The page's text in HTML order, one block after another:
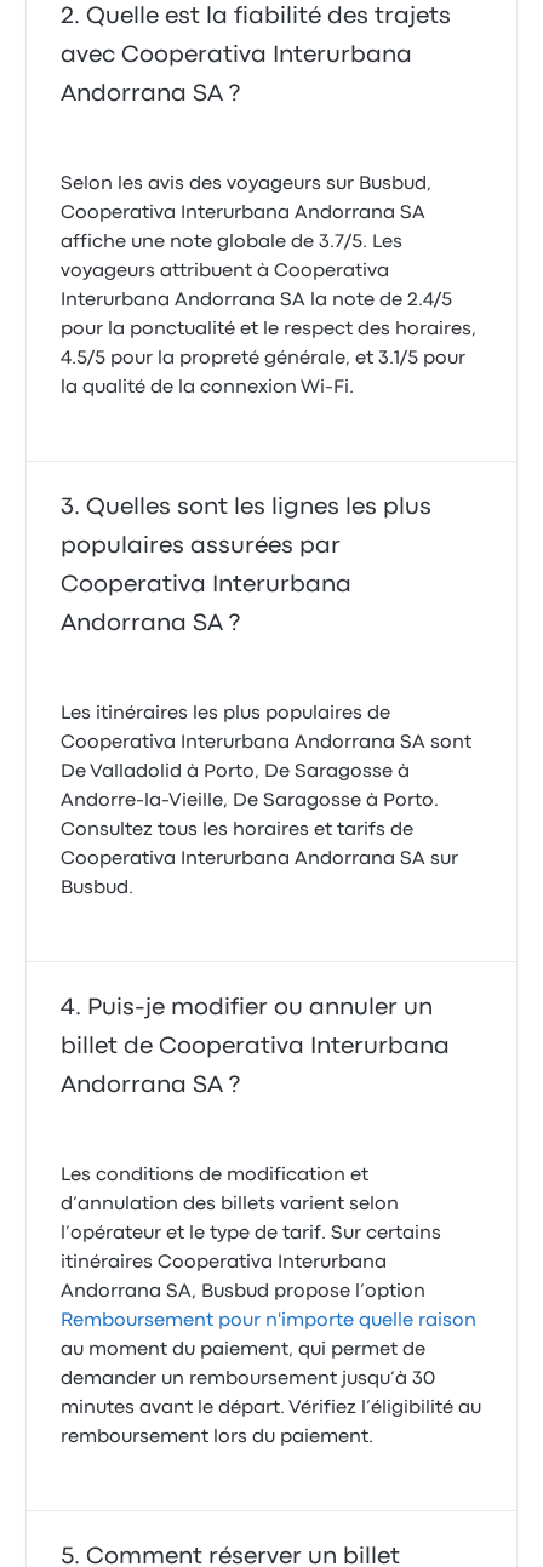
Quelle est la fiabilité des trajets
avec Cooperativa Interurbana
Andorrana SA ?
Selon les avis des voyageurs sur Busbud,
Cooperativa Interurbana Andorrana SA
affiche une note globale de 3.7/5. Les
voyageurs attribuent à Cooperativa
Interurbana Andorrana SA la note de 2.4/5
pour la ponctualité et le respect des horaires,
4.5/5 pour la propreté générale, et 3.1/5 pour
la qualité de la connexion Wi-Fi.
Quelles sont les lignes les plus
populaires assurées par
Cooperativa Interurbana
Andorrana SA ?
Les itinéraires les plus populaires de
Cooperativa Interurbana Andorrana SA sont
De Valladolid à Porto, De Saragosse à
Andorre-la-Vieille, De Saragosse à Porto.
Consultez tous les horaires et tarifs de
Cooperativa Interurbana Andorrana SA sur
Busbud.
Puis-je modifier ou annuler un
billet de Cooperativa Interurbana
Andorrana SA ?
Les conditions de modification et
d’annulation des billets varient selon
l’opérateur et le type de tarif. Sur certains
itinéraires Cooperativa Interurbana
Andorrana SA, Busbud propose l’option
Remboursement pour n'importe quelle raison
au moment du paiement, qui permet de
demander un remboursement jusqu’à 30
minutes avant le départ. Vérifiez l’éligibilité au
remboursement lors du paiement.
Comment réserver un billet